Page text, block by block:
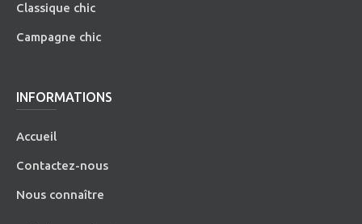
Classique chic
Campagne chic
INFORMATIONS
Accueil
Contactez-nous
Nous connaître